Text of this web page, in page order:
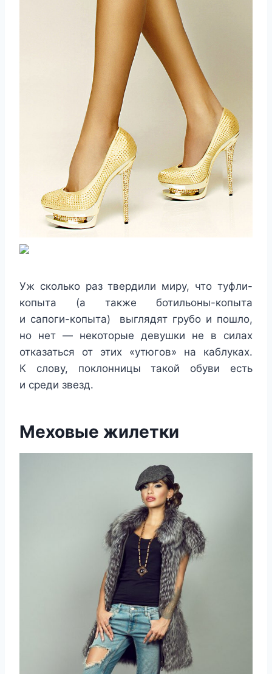
Уж сколько раз твердили миру, что туфли-
копыта (а также ботильоны-копыта
и сапоги-копыта) выглядят грубо и пошло,
но нет — некоторые девушки не в силах
отказаться от этих «утюгов» на каблуках.
К слову, поклонницы такой обуви есть
и среди звезд.
Меховые жилетки